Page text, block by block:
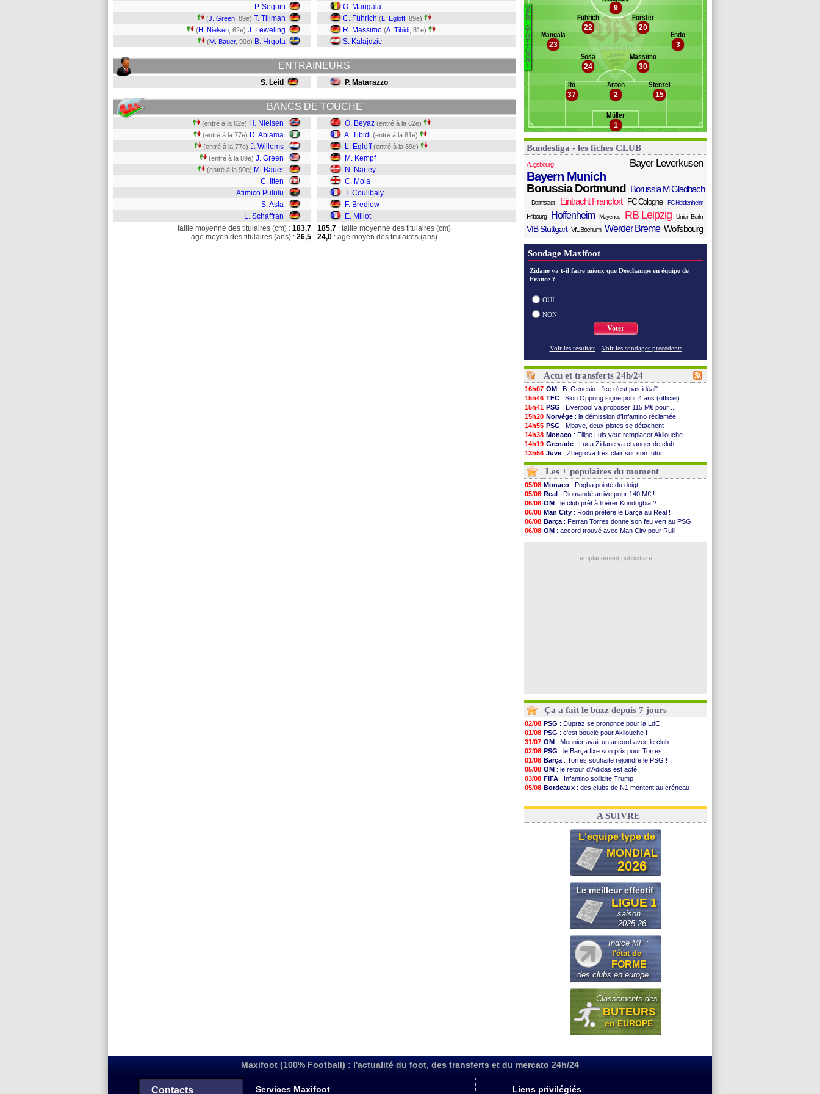
P. Seguin
(J. Green , 89e) T. Tillman
(H. Nielsen , 62e) J. Leweling
(M. Bauer, 90e) B. Hrgota
O. Mangala
C. Führich (L. Egloff , 89e)
R. Massimo (A. Tibidi , 81e)
S. Kalajdzic
ENTRAINEURS
S. Leitl P. Matarazzo
BANCS DE TOUCHE
(entré à la 62e) H. Nielsen
(entré à la 77e) D. Abiama
(entré à la 77e) J. Willems
(entré à la 89e) J. Green
(entré à la 90e) M. Bauer
C. Itten
Afimico Pululu
S. Asta
L. Schaffran
Ö. Beyaz (entré à la 62e)
A. Tibidi (entré à la 81e)
L. Egloff (entré à la 89e)
M. Kempf
N. Nartey
C. Mola
T. Coulibaly
F. Bredlow
E. Millot
taille moyenne des titulaires (cm) : 183,7
age moyen des titulaires (ans) : 26,5
185,7 : taille moyenne des titulaires (cm)
24,0 : age moyen des titulaires (ans)
Schaffran
Banc des remplaçantsVfB Stuttgart
Tibidi
Egloff
Nartey
Coulibaly
V
F
B
S
U
T
T
G
A
R
T
1
Müller
15
Stenzel
2
Anton
37
Ito
30
Massimo
24
Sosa
3
Endo
23
Mangala
20
Förster
22
Führich
9
Bundesliga - les fiches CLUB
Augsbourg Bayer Leverkusen
Bayern Munich
Borussia Dortmund Borussia M'Gladbach
Darmstadt Eintracht Francfort FC Cologne FC Heidenheim
Fribourg Hoffenheim Mayence RB Leipzig Union Berlin
VfB Stuttgart VfL Bochum Werder Breme Wolfsbourg
Sondage Maxifoot
Zidane va t-il faire mieux que Deschamps en équipe de
France ?
OUI
NON
Voter
Voir les resultats - Voir les sondages précédents
Actu et transferts 24h/24
16h07 OM : B. Genesio - "ce n'est pas idéal"
15h46 TFC : Sion Oppong signe pour 4 ans (officiel)
15h41 PSG : Liverpool va proposer 115 M€ pour ...
15h20 Norvège : la démission d'Infantino réclamée
14h55 PSG : Mbaye, deux pistes se détachent
14h38 Monaco : Filipe Luis veut remplacer Akliouche
14h19 Grenade : Luca Zidane va changer de club
13h56 Juve : Zhegrova très clair sur son futur
13h35 OM: Aguerd, le plan B de Naples
13h12
Arsenal: Guimarães a signé son contrat
12h48 Nantes: direction Chypre pour Duverne
12h25
Monaco : le remplaçant d'Akliouche en ...
12h06
Man Utd: Bayindir signe au Celta (officiel)
11h53
Man City: Enzo Fernandez pour l'après-Rodri ?
11h31
Naples: l'option Monaco pour Lukaku !
11h10
OM: Lucas Perri a été approché
10h52
PSG: le coach de l'Ajax insiste pour Godts
Strasbourg: Saïdou Sow prêté à Nantes (off.)
Les + populaires du moment
05/08 Monaco : Pogba pointé du doigt
05/08 Real : Diomandé arrive pour 140 M€ !
06/08 OM : le club prêt à libérer Kondogbia ?
06/08 Man City : Rodri préfère le Barça au Real !
06/08 Barça : Ferran Torres donne son feu vert au PSG
06/08 OM : accord trouvé avec Man City pour Rulli
emplacement publicitaire
Ça a fait le buzz depuis 7 jours
02/08 PSG : Dupraz se prononce pour la LdC
01/08 PSG : c'est bouclé pour Akliouche !
31/07 OM : Meunier avait un accord avec le club
02/08 PSG : le Barça fixe son prix pour Torres
01/08 Barça : Torres souhaite rejoindre le PSG !
05/08 OM : le retour d'Adidas est acté
03/08 FIFA : Infantino sollicite Trump
05/08 Bordeaux : des clubs de N1 montent au créneau
03/08 Real: le démenti de Leipzig pour Diomandé
A SUIVRE
L'equipe type de
MONDIAL
2026
Le meilleur effectif
LIGUE 1
saison
2025-26
Indice MF :
l'état de
FORME
des clubs en europe
Classements des
BUTEURS
en EUROPE
Maxifoot (100% Football) : l'actualité du foot, des transferts et du mercato 24h/24
Contacts Services Maxifoot Liens privilégiés